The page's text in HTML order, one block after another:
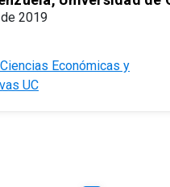
2019
Económicas y
UC